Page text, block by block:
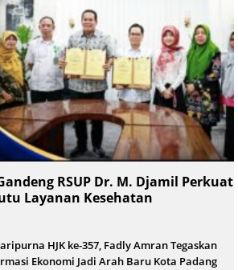
RSUP Dr. M. Djamil Perkuat
Layanan Kesehatan
HJK ke-357, Fadly Amran Tegaskan
Ekonomi Jadi Arah Baru Kota Padang